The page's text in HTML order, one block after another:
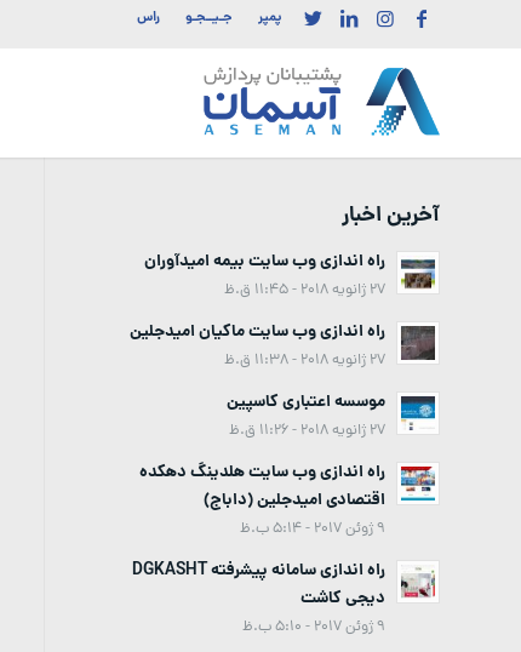
پمپر جـیــجـو راس
آخرین اخبار
راه اندازی وب سایت بیمه امیدآوران
27 ژانویه 2018 - 11:45 ق.ظ
راه اندازی وب سایت ماکیان امیدجلین
27 ژانویه 2018 - 11:38 ق.ظ
موسسه اعتباری کاسپین
27 ژانویه 2018 - 11:26 ق.ظ
راه اندازی وب سایت هلدینگ دهکده
اقتصادی امیدجلین (داباج)
9 ژوئن 2017 - 5:14 ب.ظ
راه اندازی سامانه پیشرفته DGKASHT
دیجی کاشت
9 ژوئن 2017 - 5:10 ب.ظ